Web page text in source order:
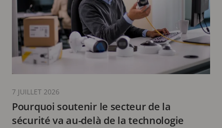
Pourquoi soutenir le secteur de la
sécurité va au-delà de la technologie
7 JUILLET 2026